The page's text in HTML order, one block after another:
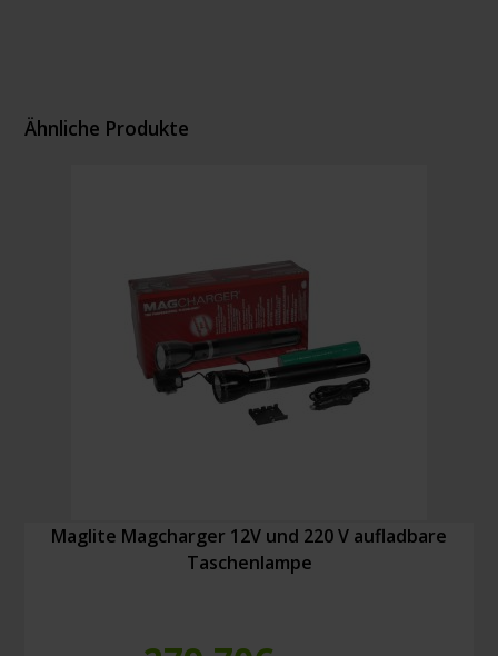
Ähnliche Produkte
Maglite Magcharger 12V und 220 V aufladbare
Taschenlampe